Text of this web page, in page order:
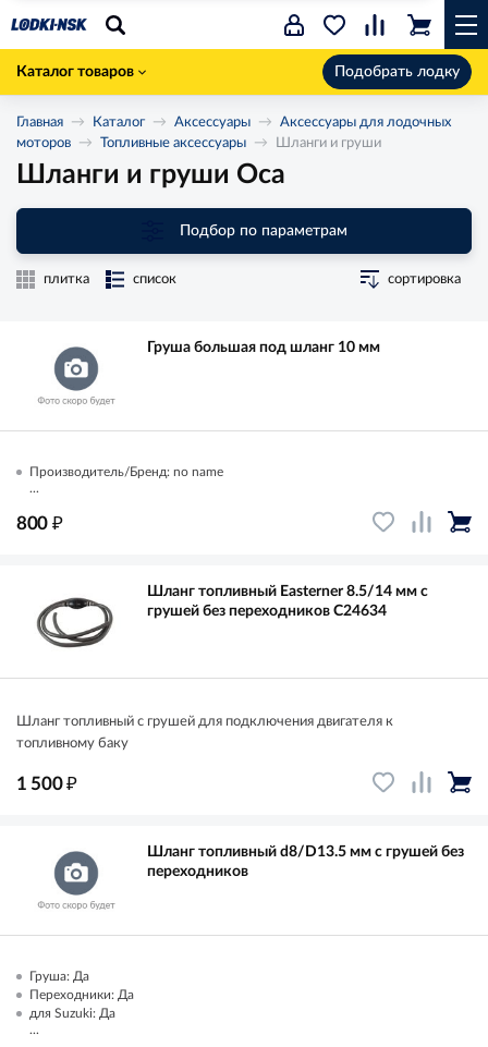
Каталог товаров Подобрать лодку
Главная Каталог Аксессуары
Аксессуары для лодочных
моторов
Топливные аксессуары Шланги и груши
Шланги и груши Оса
Подбор по параметрам
плитка список сортировка
Груша большая под шланг 10 мм
Производитель/Бренд: no name
...
800 ₽
Шланг топливный Easterner 8.5/14 мм с
грушей без переходников C24634
Шланг топливный с грушей для подключения двигателя к
топливному баку
1 500₽
Шланг топливный d8/D13.5 мм с грушей без
переходников
Груша: Да
Переходники: Да
для Suzuki: Да
...